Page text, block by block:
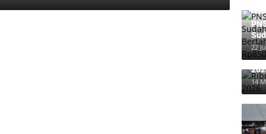
22
14